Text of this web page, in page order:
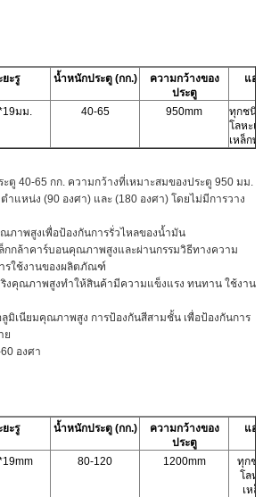
ยะรู น้ำหนักประตู (กก.)
ความกว้างของ
ประตู
แอ
มม. 40-65 950mm
ทุกชนิ
โลหะแ
เหล็ก
ตู 40-65 กก. ความกว้างที่เหมาะสมของประตู 950 มม.
แหน่ง (90 องศา) และ (180 องศา) โดยไม่มีการวาง
ภาพสูงเพื่อป้องกันการรั่วไหลของน้ำมัน
กกล้าคาร์บอนคุณภาพสูงและผ่านกรรมวิธีทางความ
รใช้งานของผลิตภัณฑ์
ริงคุณภาพสูงทำให้สินค้ามีความแข็งแรง ทนทาน ใช้งาน
มิเนียมคุณภาพสูง การป้องกันสีสามชั้น เพื่อป้องกันการ
ย
องศา
ยะรู น้ำหนักประตู (กก.)
ความกว้างของ
ประตู
แอ
80-120 1200mm
ทุกช
โลห
เห